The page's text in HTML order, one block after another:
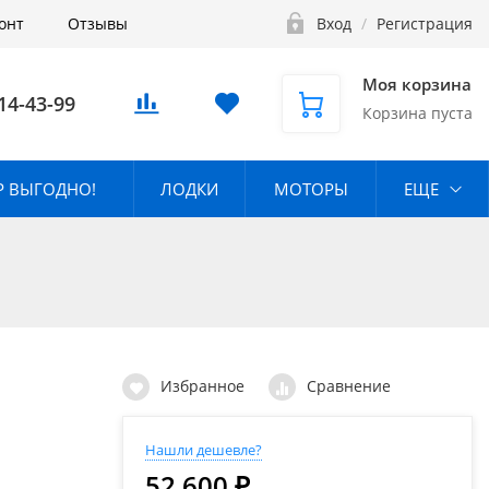
Отзывы Вход / Регистрация
43-99
Моя корзина
Корзина пуста
ВЫГОДНО! ЛОДКИ МОТОРЫ ЕЩЕ
Избранное Сравнение
Нашли дешевле?